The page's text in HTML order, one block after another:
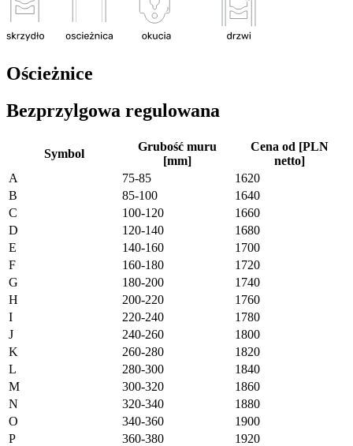
Ościeżnice
Bezprzylgowa regulowana
Symbol
Grubość muru
[mm]
Cena od [PLN
netto]
A
75-85
1620
B
85-100
1640
C
100-120
1660
D
120-140
1680
E
140-160
1700
F
160-180
1720
G
180-200
1740
H
200-220
1760
I
220-240
1780
J
240-260
1800
K
260-280
1820
L
280-300
1840
M
300-320
1860
N
320-340
1880
O
340-360
1900
P
360-380
1920